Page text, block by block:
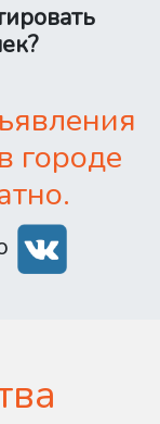
городе